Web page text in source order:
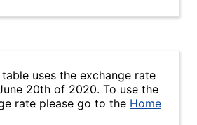
uses the exchange rate
20th of 2020. To use the
rate please go to the Home